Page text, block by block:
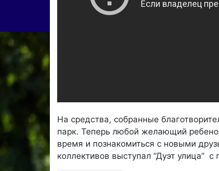
На средства, собранные
парк. Теперь любой желающий
время и познакомиться с новыми
коллективов выступал “Дуэт улица” с